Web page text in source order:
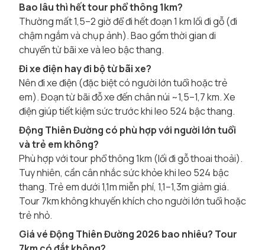
Bao lâu thì hết tour phổ thông 1km?
Thường mất 1,5–2 giờ để đi hết đoạn 1 km lối đi gỗ (đi
chậm ngắm và chụp ảnh). Bao gồm thời gian di
chuyển từ bãi xe và leo bậc thang.
Đi xe điện hay đi bộ từ bãi xe?
Nên đi xe điện (đặc biệt có người lớn tuổi hoặc trẻ
em). Đoạn từ bãi đỗ xe đến chân núi ~1,5–1,7 km. Xe
điện giúp tiết kiệm sức trước khi leo 524 bậc thang.
Động Thiên Đường có phù hợp với người lớn tuổi
và trẻ em không?
Phù hợp với tour phổ thông 1km (lối đi gỗ thoai thoải).
Tuy nhiên, cần cân nhắc sức khỏe khi leo 524 bậc
thang. Trẻ em dưới 1,1m miễn phí, 1,1–1,3m giảm giá.
Tour 7km không khuyến khích cho người lớn tuổi hoặc
trẻ nhỏ.
Giá vé Động Thiên Đường 2026 bao nhiêu? Tour